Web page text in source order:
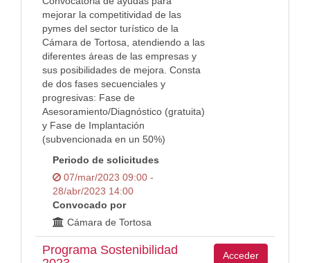
mejorar la competitividad de las
pymes del sector turístico de la
Cámara de Tortosa, atendiendo a las
diferentes áreas de las empresas y
sus posibilidades de mejora. Consta
de dos fases secuenciales y
progresivas: Fase de
Asesoramiento/Diagnóstico (gratuita)
y Fase de Implantación
(subvencionada en un 50%)
Periodo de solicitudes
07/mar/2023 09:00 -
28/abr/2023 14:00
Convocado por
Cámara de Tortosa
Programa Sostenibilidad
Acceder